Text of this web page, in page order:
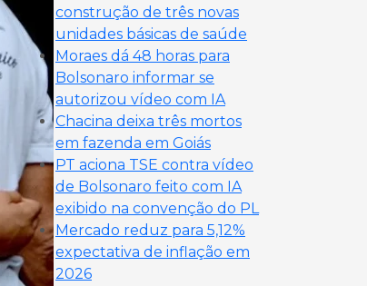
construção de três novas
unidades básicas de saúde
Moraes dá 48 horas para
Bolsonaro informar se
autorizou vídeo com IA
Chacina deixa três mortos
em fazenda em Goiás
PT aciona TSE contra vídeo
de Bolsonaro feito com IA
exibido na convenção do PL
Mercado reduz para 5,12%
expectativa de inflação em
2026